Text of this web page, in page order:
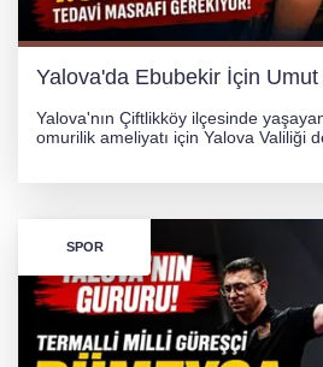
Yalova'da Ebubekir İçin
Yalova'nın Çiftlikköy ilçesinde
omurilik ameliyatı için Yalova Valiliği
SPOR